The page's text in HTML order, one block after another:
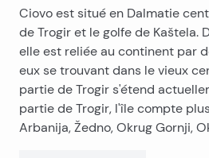
S1 – 109,46 m² + terrasse 22,36
piscine 355,79 m² – 422 422 €
PREMIER ÉTAGE :
S2 – 109,46 m² + terrasse
VENDU!
DEUXIÈME ÉTAGE :
S3 – 109,46 m² + terrasse 22,36
Ciovo est situé en Dalmatie
de Trogir et le golfe de Kaštela.
elle est reliée au continent par
eux se trouvant dans le vieux
partie de Trogir s'étend
partie de Trogir, l'île compte
Arbanija, Žedno, Okrug Gornji,